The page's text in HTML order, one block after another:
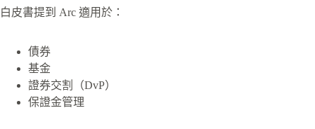
白皮書提到 Arc 適用於：
債券
基金
證券交割（DvP）
保證金管理